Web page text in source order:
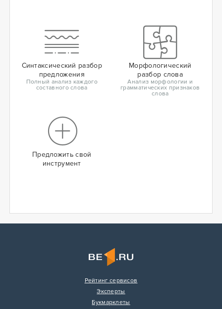
Синтаксический разбор
предложения
Полный анализ каждого
составного слова
Морфологический
разбор слова
Анализ морфологии и
грамматических признаков
слова
Предложить свой
инструмент
Рейтинг сервисов
Эксперты
Букмарклеты